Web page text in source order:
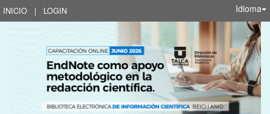
INICIO | LOGIN Idioma